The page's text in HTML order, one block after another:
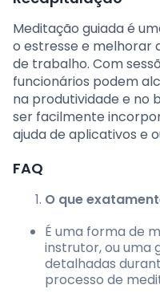
Meditação guiada é
o estresse e melhorar
de trabalho. Com
funcionários podem
na produtividade e no
ser facilmente
ajuda de aplicativos e
FAQ
O que
É uma forma de
instrutor, ou uma
detalhadas
processo de